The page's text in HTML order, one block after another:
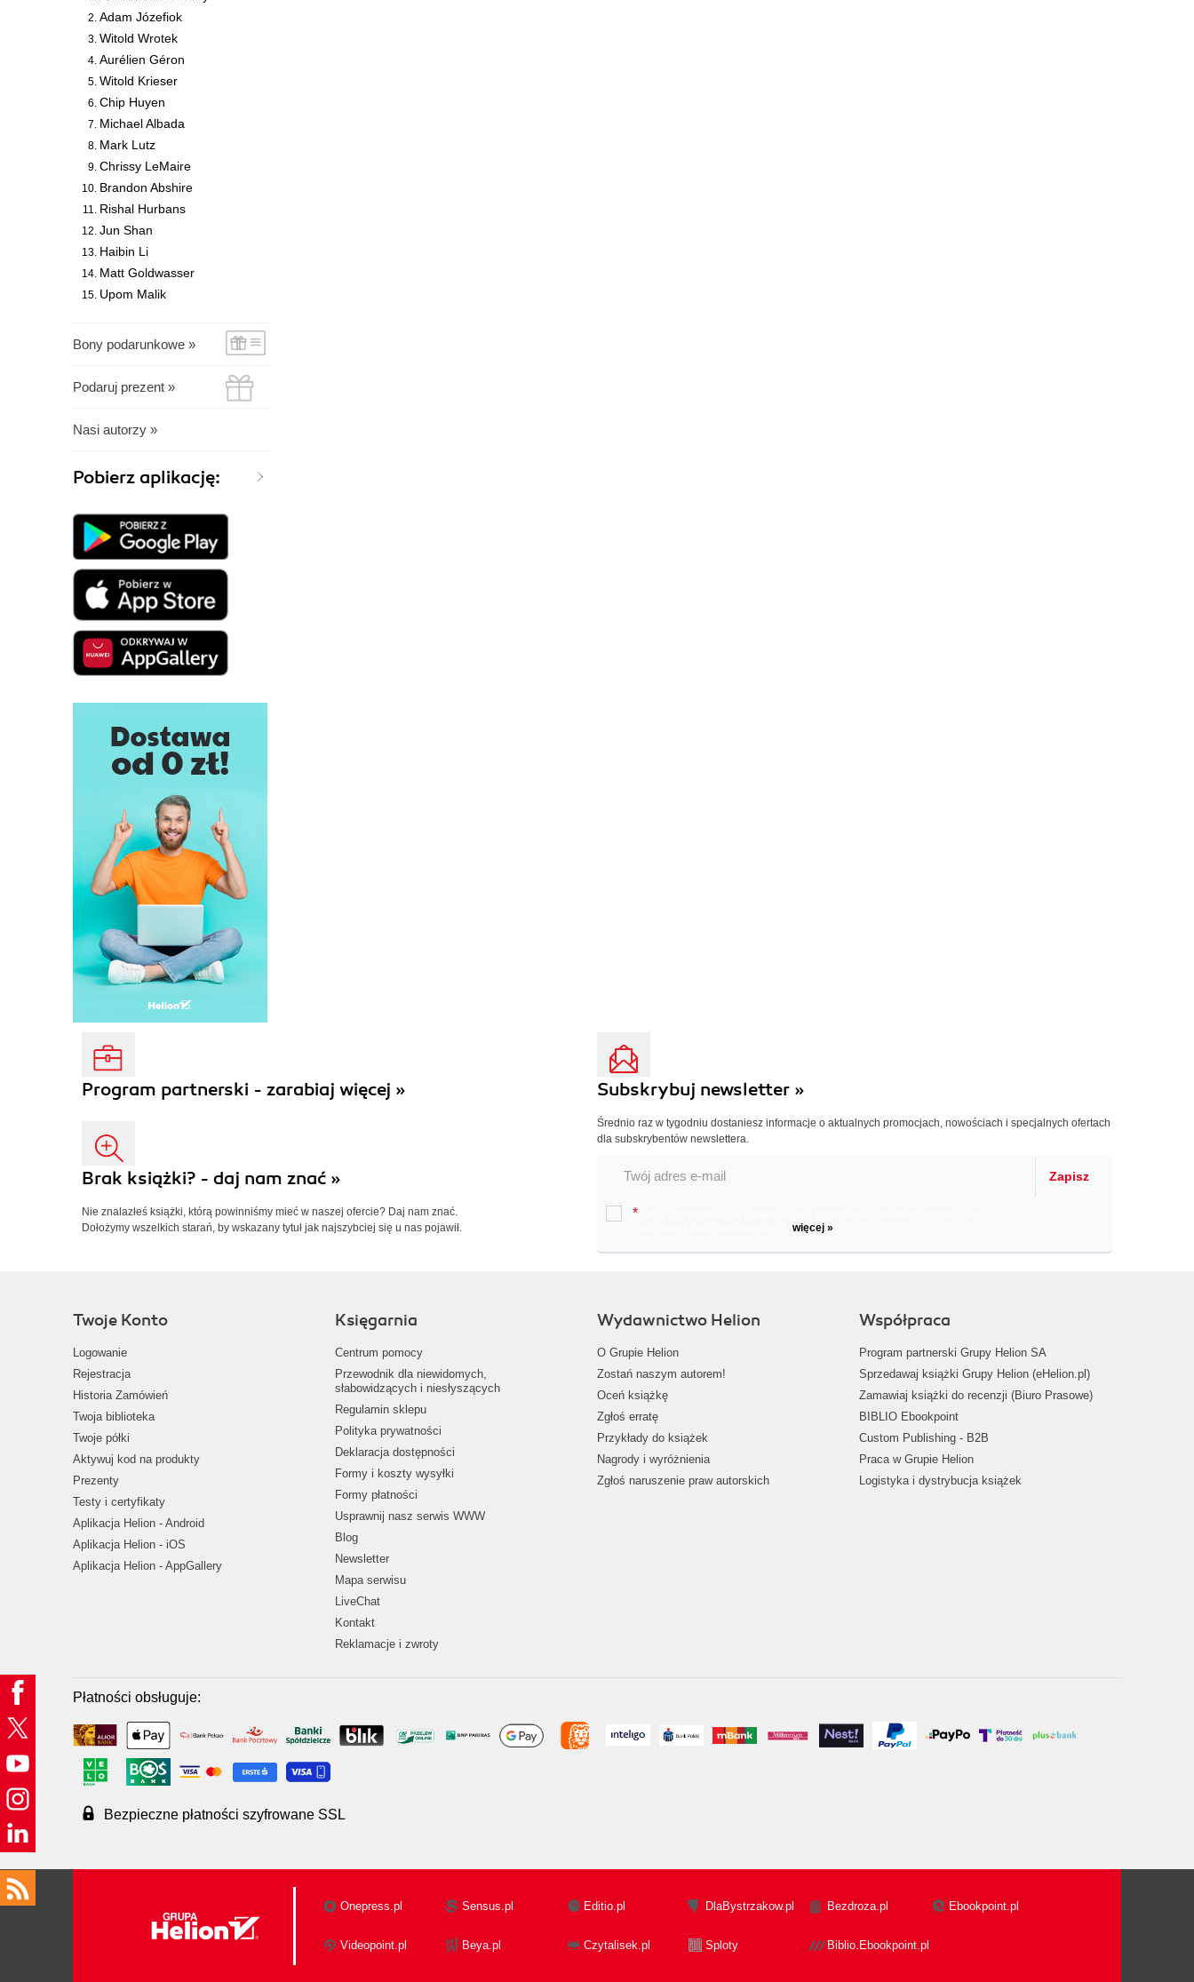
Adam Józefiok
Witold Wrotek
Aurélien Géron
Witold Krieser
Chip Huyen
Michael Albada
Mark Lutz
Chrissy LeMaire
Brandon Abshire
Rishal Hurbans
Jun Shan
Haibin Li
Matt Goldwasser
Upom Malik
Bony podarunkowe »
Podaruj prezent »
Nasi autorzy »
Pobierz aplikację:
Program partnerski - zarabiaj więcej »
Brak książki? - daj nam znać »
Nie znalazłeś książki, którą powinniśmy mieć w naszej ofercie? Daj nam znać.
Dołożymy wszelkich starań, by wskazany tytuł jak najszybciej się u nas pojawił.
Subskrybuj newsletter »
Średnio raz w tygodniu dostaniesz informacje o aktualnych promocjach, nowościach i specjalnych ofertach
dla subskrybentów newslettera.
Zapisz
*
więcej »
Twoje Konto
Logowanie
Rejestracja
Historia Zamówień
Twoja biblioteka
Twoje półki
Aktywuj kod na produkty
Prezenty
Testy i certyfikaty
Aplikacja Helion - Android
Aplikacja Helion - iOS
Aplikacja Helion - AppGallery
Księgarnia
Centrum pomocy
Przewodnik dla niewidomych,
słabowidzących i niesłyszących
Regulamin sklepu
Polityka prywatności
Deklaracja dostępności
Formy i koszty wysyłki
Formy płatności
Usprawnij nasz serwis WWW
Blog
Newsletter
Mapa serwisu
LiveChat
Kontakt
Reklamacje i zwroty
Wydawnictwo Helion
O Grupie Helion
Zostań naszym autorem!
Oceń książkę
Zgłoś erratę
Przykłady do książek
Nagrody i wyróżnienia
Zgłoś naruszenie praw autorskich
Współpraca
Program partnerski Grupy Helion SA
Sprzedawaj książki Grupy Helion (eHelion.pl)
Zamawiaj książki do recenzji (Biuro Prasowe)
BIBLIO Ebookpoint
Custom Publishing - B2B
Praca w Grupie Helion
Logistyka i dystrybucja książek
Płatności obsługuje:
Bezpieczne płatności szyfrowane SSL
Onepress.pl Sensus.pl Editio.pl DlaBystrzakow.pl Bezdroza.pl Ebookpoint.pl
Videopoint.pl Beya.pl Czytalisek.pl Sploty Biblio.Ebookpoint.pl